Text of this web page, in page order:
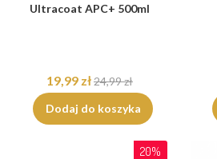
Ultracoat APC+ 500ml
19,99 zł24,99 zł
Dodaj do koszyka
20%